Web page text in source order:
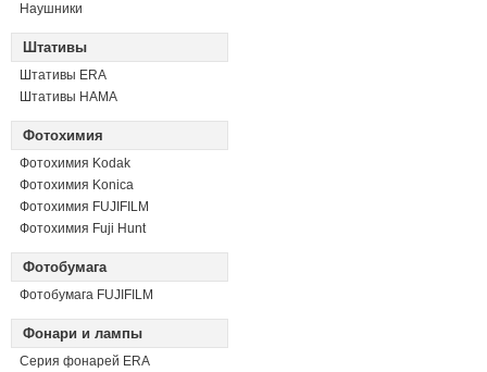
Наушники
Штативы
Штативы ERA
Штативы HAMA
Фотохимия
Фотохимия Kodak
Фотохимия Konica
Фотохимия FUJIFILM
Фотохимия Fuji Hunt
Фотобумага
Фотобумага FUJIFILM
Фонари и лампы
Серия фонарей ERA